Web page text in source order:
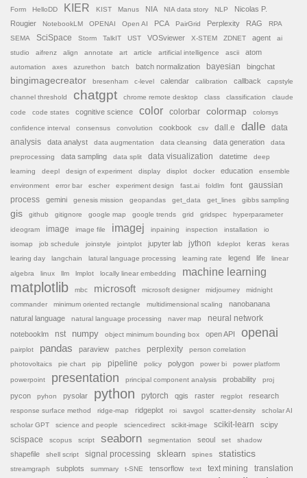
Form
HelloDD KIER KIST Manus NIA NIA data story NLP
Nicolas P.
Rougier
NotebookLM OPENAI Open AI PCA PairGrid Perplexity RAG
RPA
SEMA
SciSpace Storm TalkIT UST VOSviewer X-STEM ZDNET agent
ai
studio
aifrenz align annotate art article artificial intelligence ascii atom
automation axes azurethon batch batch normalization bayesian bingchat
bingimagecreator bresenham c-level calendar calibration callback capstyle
channel threshold chatgpt chrome remote desktop class classification
claude
code
code states cognitive science color colorbar colormap colorsys
confidence interval consensus convolution cookbook csv dall.e dalle
data
analysis
data analyst data augmentation data cleansing data generation
data
preprocessing
data sampling data split data visualization datetime
deep
learning
deepl design of experiment display displot docker education
ensemble
environment
error bar escher experiment design fast.ai foldlm font
gaussian
process
gemini genesis mission geopandas get_data get_lines gibbs sampling
gis github gitignore google map google trends grid gridspec
hyperparameter
ideogram
image image file imagej inpaining inspection installation
io
isomap
job schedule joinstyle jointplot jupyter lab jython kdeplot keras
keras
learing day
langchain latural language processing learning rate legend life
linear
algebra
linux llm lmplot locally linear embedding machine learning
matplotlib mbc microsoft microsoft designer midjourney
midnight
commander
minimum oriented rectangle multidimensional scaling
nanobanana
natural language
natural language processing naver map
neural network
notebooklm
nst numpy object minimum bounding box open API openai
pairplot pandas paraview patches perplexity
person correlation
photovoltaics
pie chart pip pipeline policy polygon power bi power platform
powerpoint presentation principal component analysis probability proj
pycon pyhon pysolar python pytorch qgis raster regplot research
response surface method ridge-map ridgeplot roi savgol scatter-density
scholar AI
scholar GPT
science and people sciencedirect scikit-image scikit-learn scipy
scispace scopus script seaborn segmentation seoul set shadow
shapefile shell script signal processing sklearn spines statistics
streamgraph subplots summary t-SNE tensorflow text text mining translation